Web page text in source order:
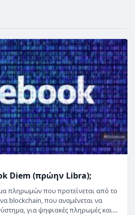
Diem (πρώην Libra);
πληρωμών που προτείνεται από το
blockchain, που αναμένεται να
για ψηφιακές πληρωμές και…